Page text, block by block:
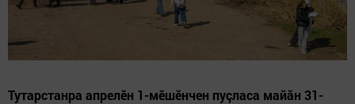
Тутарстанра апрелӗн 1-мӗшӗнчен пуçласа майăн 31-